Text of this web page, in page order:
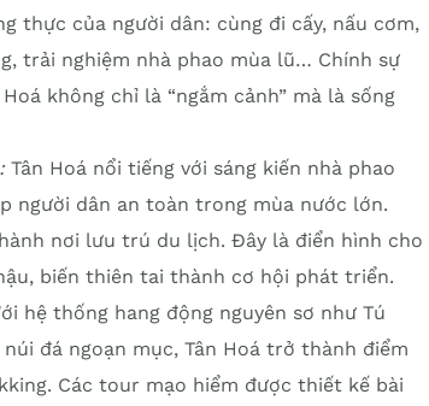
thực của người dân: cùng đi cấy, nấu cơm,
trải nghiệm nhà phao mùa lũ… Chính sự
không chỉ là “ngắm cảnh” mà là sống
Tân Hoá nổi tiếng với sáng kiến nhà phao
người dân an toàn trong mùa nước lớn.
nơi lưu trú du lịch. Đây là điển hình cho
biến thiên tai thành cơ hội phát triển.
hệ thống hang động nguyên sơ như Tú
đá ngoạn mục, Tân Hoá trở thành điểm
Các tour mạo hiểm được thiết kế bài